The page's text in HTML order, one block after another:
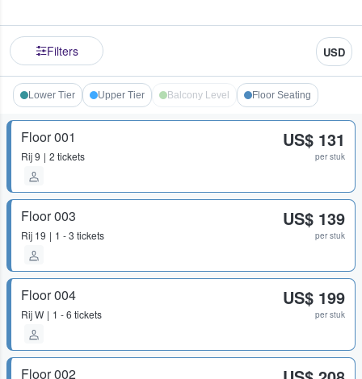
Filters USD
Lower Tier Upper Tier Balcony Level Floor Seating
Floor 001
Rij9 2 tickets
US$ 131
per stuk
Floor 003
Rij 19 1 - 3 tickets
US$ 139
per stuk
Floor 004
RijW 1 - 6 tickets
US$ 199
per stuk
Floor 002